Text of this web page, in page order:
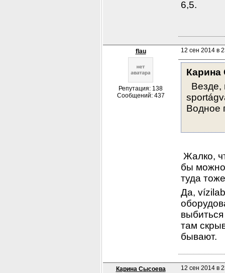
6,5.
flau
Репутация: 138
Сообщений: 437
12 сен 2014 в
Везде,
Водное
Жалко,
бы можно
туда
Да,
там
бывают.
Карина Сысоева 12 сен 2014 в